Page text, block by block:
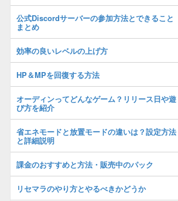
公式Discordサーバーの参加方法とできること
まとめ
効率の良いレベルの上げ方
HP＆MPを回復する方法
オーディンってどんなゲーム？リリース日や遊
び方を紹介
省エネモードと放置モードの違いは？設定方法
と詳細説明
課金のおすすめと方法・販売中のパック
リセマラのやり方とやるべきかどうか